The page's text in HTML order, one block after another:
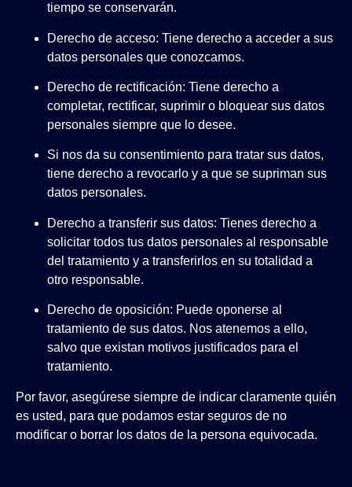
tiempo se conservarán.
Derecho de acceso: Tiene derecho a acceder a sus
datos personales que conozcamos.
Derecho de rectificación: Tiene derecho a
completar, rectificar, suprimir o bloquear sus datos
personales siempre que lo desee.
Si nos da su consentimiento para tratar sus datos,
tiene derecho a revocarlo y a que se supriman sus
datos personales.
Derecho a transferir sus datos: Tienes derecho a
solicitar todos tus datos personales al responsable
del tratamiento y a transferirlos en su totalidad a
otro responsable.
Derecho de oposición: Puede oponerse al
tratamiento de sus datos. Nos atenemos a ello,
salvo que existan motivos justificados para el
tratamiento.
Por favor, asegúrese siempre de indicar claramente quién
es usted, para que podamos estar seguros de no
modificar o borrar los datos de la persona equivocada.